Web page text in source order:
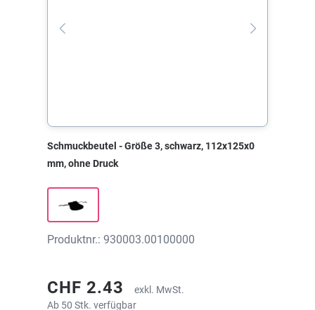
Schmuckbeutel - Größe 3, schwarz, 112x125x0
mm, ohne Druck
Produktnr.: 930003.00100000
CHF 2.43
exkl. MwSt.
Ab 50 Stk. verfügbar